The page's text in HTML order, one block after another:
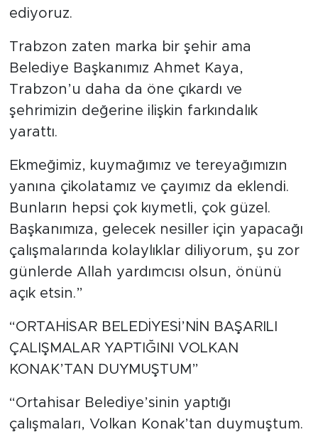
ediyoruz.
Trabzon zaten marka bir şehir ama
Belediye Başkanımız Ahmet Kaya,
Trabzon’u daha da öne çıkardı ve
şehrimizin değerine ilişkin farkındalık
yarattı.
Ekmeğimiz, kuymağımız ve tereyağımızın
yanına çikolatamız ve çayımız da eklendi.
Bunların hepsi çok kıymetli, çok güzel.
Başkanımıza, gelecek nesiller için yapacağı
çalışmalarında kolaylıklar diliyorum, şu zor
günlerde Allah yardımcısı olsun, önünü
açık etsin.”
“ORTAHİSAR BELEDİYESİ’NİN BAŞARILI
ÇALIŞMALAR YAPTIĞINI VOLKAN
KONAK’TAN DUYMUŞTUM”
“Ortahisar Belediye’sinin yaptığı
çalışmaları, Volkan Konak’tan duymuştum.